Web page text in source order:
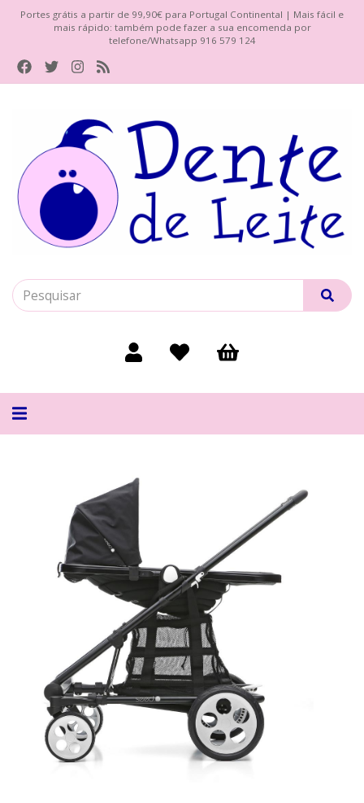
Portes grátis a partir de 99,90€ para Portugal Continental | Mais fácil e
mais rápido: também pode fazer a sua encomenda por
telefone/Whatsapp 916 579 124
Alternar